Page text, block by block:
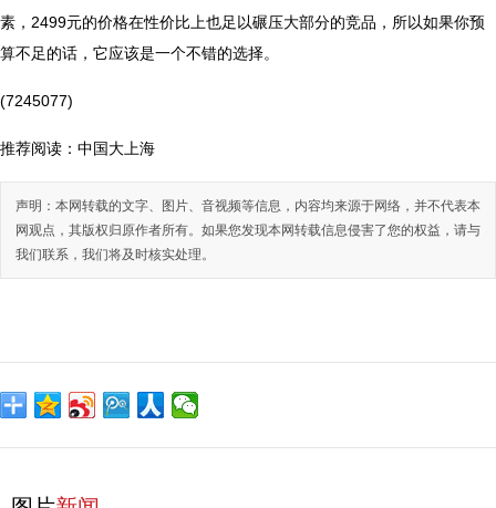
素，2499元的价格在性价比上也足以碾压大部分的竞品，所以如果你预
算不足的话，它应该是一个不错的选择。
(7245077)
推荐阅读： 中国大上海
声明：本网转载的文字、图片、音视频等信息，内容均来源于网络，并不代表本
网观点，其版权归原作者所有。如果您发现本网转载信息侵害了您的权益，请与
我们联系，我们将及时核实处理。